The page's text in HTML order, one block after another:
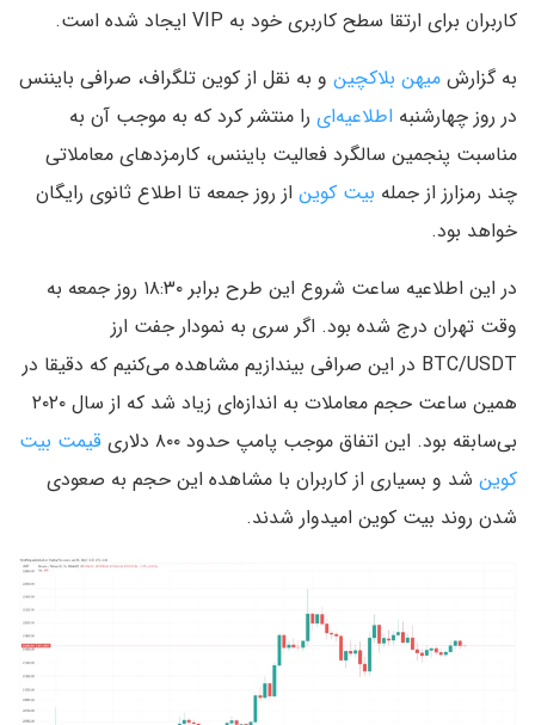
کاربران برای ارتقا سطح کاربری خود به VIP ایجاد شده است.
به گزارش میهن بلاکچین و به نقل از کوین تلگراف، صرافی بایننس
در روز چهارشنبه اطلاعیه‌ای را منتشر کرد که به موجب آن به
مناسبت پنجمین سالگرد فعالیت بایننس، کارمزدهای معاملاتی
چند رمزارز از جمله بیت کوین از روز جمعه تا اطلاع ثانوی رایگان
خواهد بود.
در این اطلاعیه ساعت شروع این طرح برابر ۱۸:۳۰ روز جمعه به
وقت تهران درج شده بود. اگر سری به نمودار جفت ارز
BTC/USDT در این صرافی بیندازیم مشاهده می‌کنیم که دقیقا در
همین ساعت حجم معاملات به اندازه‌ای زیاد شد که از سال ۲۰۲۰
بی‌سابقه بود. این اتفاق موجب پامپ حدود ۸۰۰ دلاری
قیمت بیت
کوین شد و بسیاری از کاربران با مشاهده این حجم به صعودی
شدن روند بیت کوین امیدوار شدند.